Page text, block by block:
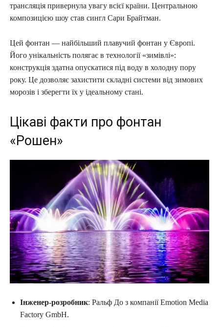
трансляція привернула увагу всієї країни. Центральною
композицією шоу став сингл Сари Брайтман.
Цей фонтан — найбільший плавучий фонтан у Європі.
Його унікальність полягає в технології «зимівлі»:
конструкція здатна опускатися під воду в холодну пору
року. Це дозволяє захистити складні системи від зимових
морозів і зберегти їх у ідеальному стані.
Цікаві факти про фонтан
«Рошен»
Інженер-розробник: Ральф До з компанії Emotion Media
Factory GmbH.